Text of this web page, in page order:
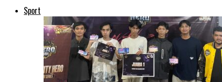
Sport